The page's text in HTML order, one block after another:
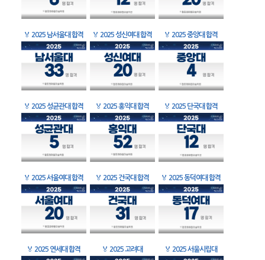
🏅 2025 남서울대 합격 🏅 2025 성신여대 합격 🏅 2025 중앙대 합격
🏅 2025 성균관대 합격 🏅 2025 홍익대 합격 🏅 2025 단국대 합격
🏅 2025 서울여대 합격 🏅 2025 건국대 합격 🏅 2025 동덕여대 합격
🏅 2025 연세대 합격 🏅 2025 고려대 🏅 2025 서울시립대